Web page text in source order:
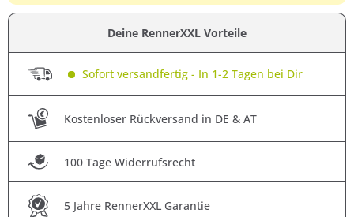
Deine RennerXXL Vorteile
Sofort versandfertig - In 1-2 Tagen bei Dir
Kostenloser Rückversand in DE & AT
100 Tage Widerrufsrecht
5 Jahre RennerXXL Garantie